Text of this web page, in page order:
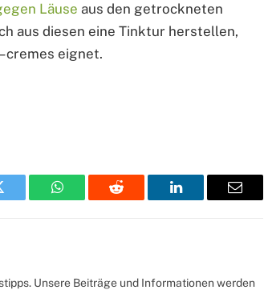
Läuse aus den getrockneten
aus diesen eine Tinktur herstellen,
cremes eignet.
WhatsAppReddit LinkedIn Email
Unsere Beiträge und Informationen werden